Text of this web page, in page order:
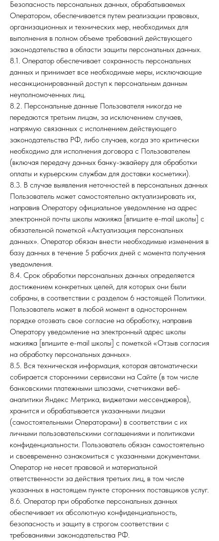
Безопасность персональных данных, обрабатываемых
Оператором, обеспечивается путем реализации правовых,
организационных и технических мер, необходимых для
выполнения в полном объеме требований действующего
законодательства в области защиты персональных данных.
8.1. Оператор обеспечивает сохранность персональных
данных и принимает все необходимые меры, исключающие
несанкционированный доступ к персональным данным
неуполномоченных лиц.
8.2. Персональные данные Пользователя никогда не
передаются третьим лицам, за исключением случаев,
напрямую связанных с исполнением действующего
законодательства РФ, либо случаев, когда это критически
необходимо для исполнения договора с Пользователем
(включая передачу данных банку-эквайеру для обработки
оплаты и курьерским службам для доставки косметики).
8.3. В случае выявления неточностей в персональных данных
Пользователь может самостоятельно актуализировать их,
направив Оператору официальное уведомление на адрес
электронной почты школы макияжа [впишите e-mail школы] с
обязательной пометкой «Актуализация персональных
данных». Оператор обязан внести необходимые изменения в
базу данных в течение 5 рабочих дней с момента получения
уведомления.
8.4. Срок обработки персональных данных определяется
достижением конкретных целей, для которых они были
собраны, в соответствии с разделом 6 настоящей Политики.
Пользователь может в любой момент в одностороннем
порядке отозвать свое согласие на обработку, направив
Оператору уведомление на электронный адрес школы
макияжа [впишите e-mail школы] с пометкой «Отзыв согласия
на обработку персональных данных».
8.5. Вся техническая информация, которая автоматически
собирается сторонними сервисами на Сайте (в том числе
банковскими платежными шлюзами, счетчиками веб-
аналитики Яндекс Метрика, виджетами мессенджеров),
хранится и обрабатывается указанными лицами
(самостоятельными Операторами) в соответствии с их
личными пользовательскими соглашениями и политиками
конфиденциальности. Пользователь обязан самостоятельно
и своевременно ознакомиться с указанными документами.
Оператор не несет правовой и материальной
ответственности за действия третьих лиц, в том числе
указанных в настоящем пункте сторонних поставщиков услуг.
8.6. Оператор при обработке персональных данных
обеспечивает их абсолютную конфиденциальность,
безопасность и защиту в строгом соответствии с
требованиями законодательства РФ.